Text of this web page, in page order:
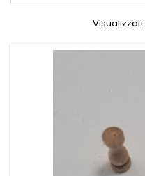
Visualizzati